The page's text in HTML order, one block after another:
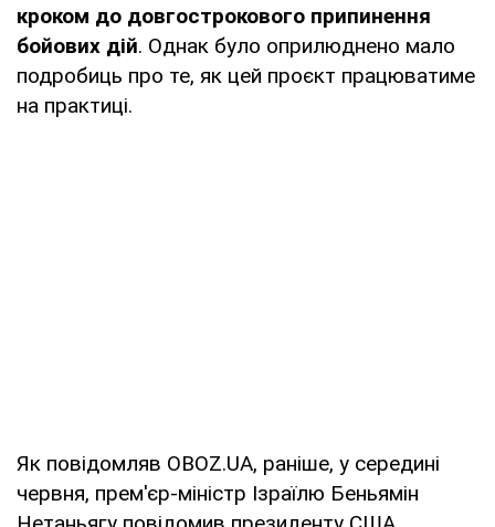
кроком до довгострокового припинення
бойових дій. Однак було оприлюднено мало
подробиць про те, як цей проєкт працюватиме
на практиці.
Як повідомляв OBOZ.UA, раніше, у середині
червня, прем'єр-міністр Ізраїлю Беньямін